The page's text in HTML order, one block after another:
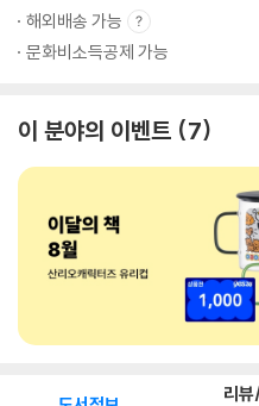
해외배송 가능
문화비소득공제 가능
이 분야의 이벤트 7
리